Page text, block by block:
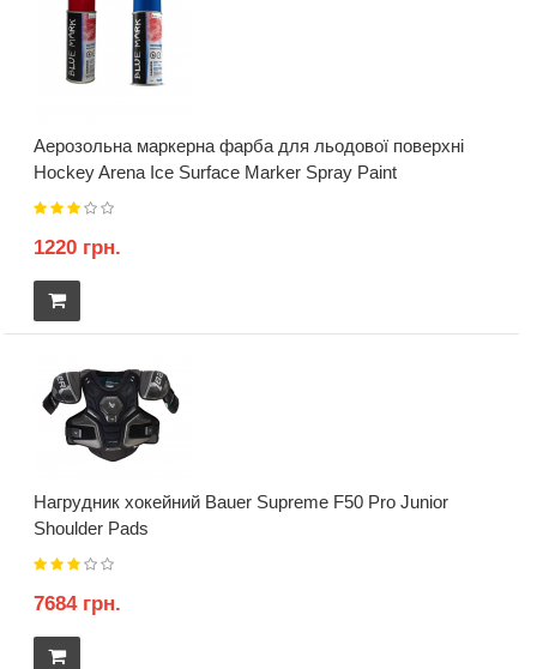
Аерозольна маркерна фарба для льодової поверхні
Hockey Arena Ice Surface Marker Spray Paint
1220 грн.
Нагрудник хокейний Bauer Supreme F50 Pro Junior
Shoulder Pads
7684 грн.